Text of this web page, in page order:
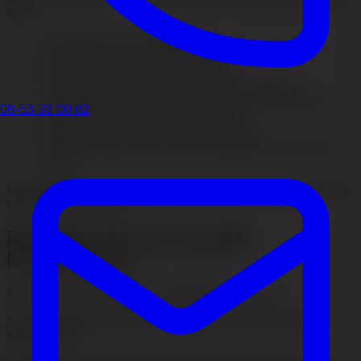
08-53 33 00 02
hur länge du har haft håravfall
vid vilken ålder håravfallet började
✓om du använder mediciner som kan påverka hårväxten
✓om du nyligen genomgått operationer
Uppgifterna används för att ge dig rådgivning om hårtransplantation
kan vara rätt väg framåt.
Hur förbereder man sig inför
konsultationen?
För att få så bra rådgivning som möjligt är det bra att:
Ju bättre underlag som finns, desto bättre och mer träffsäker blir